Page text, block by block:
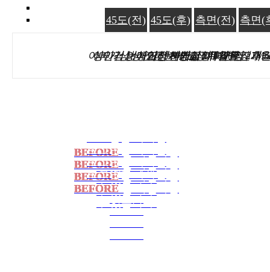
BEFORE를 확인하실
수 있습니다.
LOGIN
로그인을 하시면
BEFORE를 확인하실
수 있습니다.
LOGIN
로그인을 하시면
BEFORE를 확인하실
수 있습니다.
로그인을 하시면
BEFORE
수 있습니다.
이마거상 상안검 눈매교정 듀얼트임
정면(전) 정면(후) 45도(전) 45도(
BEFORE를 확인하실
수 있습니다.
LOGIN
로그인을 하시면
BEFORE를 확인하실
수 있습니다.
LOGIN
로그인을 하시면
BEFORE를 확인하실
수 있습니다.
로그인을 하시면
BEFORE
수 있습니다.
이마거상술 10D 전후
정면(전) 정면(후) 45도(전) 45도(
BEFORE를 확인하실
수 있습니다.
LOGIN
로그인을 하시면
BEFORE를 확인하실
수 있습니다.
LOGIN
로그인을 하시면
BEFORE를 확인하실
수 있습니다.
로그인을 하시면
BEFORE
수 있습니다.
이마거상 지방이식 1개월 전후
정면(전) 정면(후) 45도(전) 45도(
BEFORE를 확인하실
수 있습니다.
LOGIN
로그인을 하시면
BEFORE를 확인하실
수 있습니다.
LOGIN
로그인을 하시면
BEFORE를 확인하실
수 있습니다.
로그인을 하시면
BEFORE
수 있습니다.
상안검 눈매교정 하안검 이마거상 2개
정면(전) 정면(후) 45도(전) 45도(
BEFORE를 확인하실
수 있습니다.
LOGIN
로그인을 하시면
BEFORE를 확인하실
수 있습니다.
LOGIN
로그인을 하시면
BEFORE를 확인하실
수 있습니다.
로그인을 하시면
BEFORE
수 있습니다.
아마거상 상안검 눈매교정 하안검 2개
정면(전) 정면(후) 45도(전) 45도(
BEFORE를 확인하실
수 있습니다.
LOGIN
로그인을 하시면
BEFORE를 확인하실
수 있습니다.
LOGIN
로그인을 하시면
BEFORE를 확인하실
수 있습니다.
로그인을 하시면
BEFORE
수 있습니다.
안면거상 2개월
45도(전) 45도(후) 측면(전) 측면(